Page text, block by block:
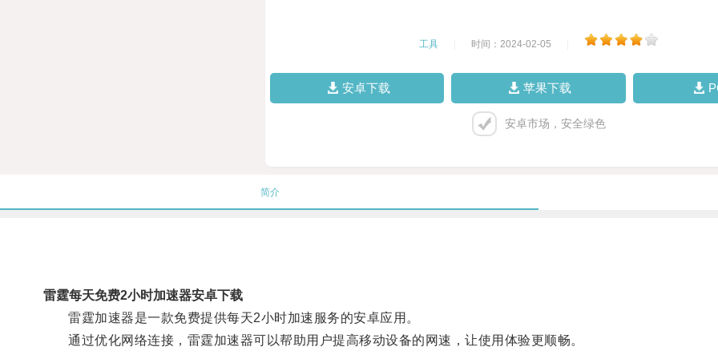
工具 时间：2024-02-05
安卓下载 苹果下载
安卓市场，安全绿色
简介
雷霆每天免费2小时加速器安卓下载
雷霆加速器是一款免费提供每天2小时加速服务的安卓应用。
通过优化网络连接，雷霆加速器可以帮助用户提高移动设备的网速，让使用体验更顺畅。